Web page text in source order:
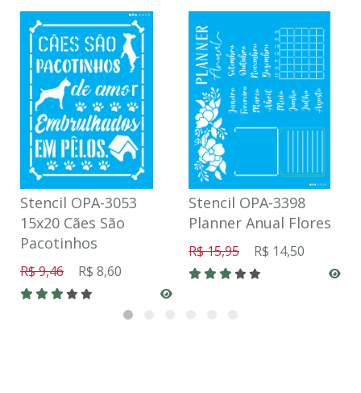
Stencil OPA-3053
15x20 Cães São
Pacotinhos
R$ 9,46 R$ 8,60
Stencil OPA-3398
Planner Anual Flores
R$ 15,95 R$ 14,50